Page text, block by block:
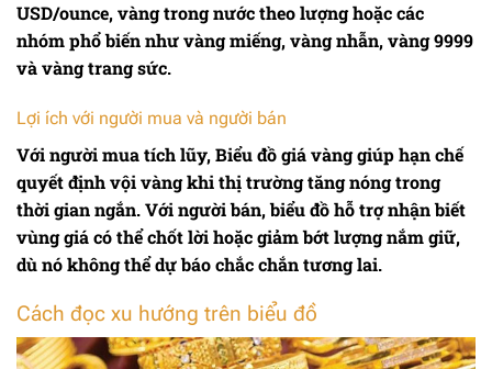
USD/ounce, vàng trong nước theo lượng hoặc các
nhóm phổ biến như vàng miếng, vàng nhẫn, vàng 9999
và vàng trang sức.
Lợi ích với người mua và người bán
Với người mua tích lũy,Biểu đồ giá vànggiúp hạn chế
quyết định vội vàng khi thị trường tăng nóng trong
thời gian ngắn. Với người bán, biểu đồ hỗ trợ nhận biết
vùng giá có thể chốt lời hoặc giảm bớt lượng nắm giữ,
dù nó không thể dự báo chắc chắn tương lai.
Cách đọc xu hướng trên biểu đồ